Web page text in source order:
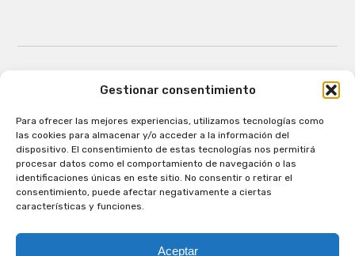
Gestionar consentimiento
Para ofrecer las mejores experiencias, utilizamos tecnologías como
las cookies para almacenar y/o acceder a la información del
dispositivo. El consentimiento de estas tecnologías nos permitirá
procesar datos como el comportamiento de navegación o las
identificaciones únicas en este sitio. No consentir o retirar el
consentimiento, puede afectar negativamente a ciertas
características y funciones.
Aceptar
Patagual Radio Digital 2026 - Todos los derechos
reservados
la Radio de Verdad
Cobertura
Programación
Escríbenos